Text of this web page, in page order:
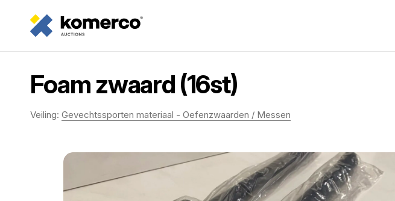
Foam zwaard (16st)
Veiling: Gevechtssporten materiaal - Oefenzwaarden / Messen